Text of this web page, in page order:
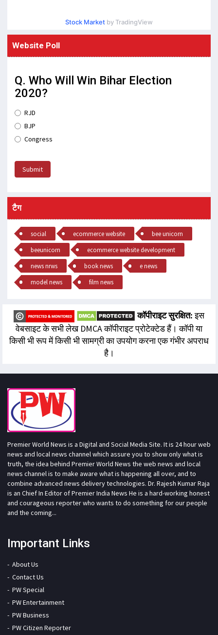
Stock Market by TradingView
Website Poll
Q. Who Will Win Bihar Election
2020?
RJD
BJP
Congress
Submit
टैग
social ecommerce website
bee unicorn
beeunicorn
ecommerce website development
news nrws
book news
e news
model news
film news
कॉपीराइट सुरक्षित:इस
वेबसाइट के सभी लेख DMCA कॉपीराइट प्रोटेक्टेड हैं। कॉपी या
किसी भी रूप में किसी भी सामग्री का उपयोग करना एक गंभीर अपराध
है।
Premier World News is a Digital and Social Media Site. It is 24 hour web
news and local news channel which assure you to show only what is
truth, the idea behind Premier World News the web news and local
news channel is to make aware what is happening all over, and to
combine advanced news delivery technologies. Dr. Rajesh Kumar Raja
is an Chief In Editor of Premier India News He is a hard-working honest
and courageous reporter who wants to do something for our people
and the coming...
Important Links
About Us
Contact Us
PW Special
PW Entertainment
PW Business
PW Citizen Reporter